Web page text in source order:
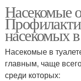
Насекомые
насекомых
Насекомые в
главным, чаще
среди которых: